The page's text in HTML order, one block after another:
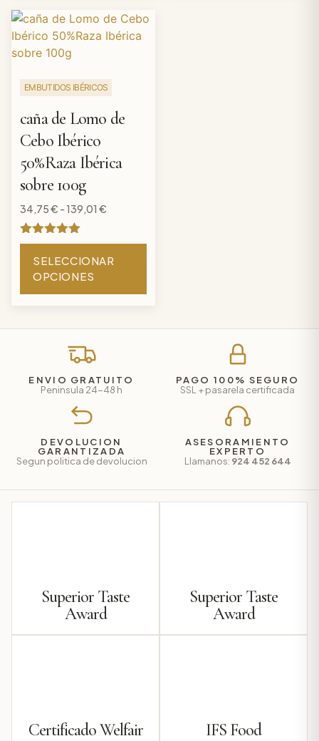
EMBUTIDOS IBÉRICOS
caña de Lomo de
Cebo Ibérico
50%Raza Ibérica
sobre 100g
34,75€ -139,01 €
Valorado
con
de 5
SELECCIONAR
OPCIONES
ENVIO GRATUITO
Peninsula 24-48 h
PAGO 100% SEGURO
SSL + pasarela certificada
DEVOLUCION
GARANTIZADA
Segun politica de devolucion
ASESORAMIENTO
EXPERTO
Llamanos: 924 452 644
Superior Taste
Award
Superior Taste
Award
Certificado Welfair IFS Food